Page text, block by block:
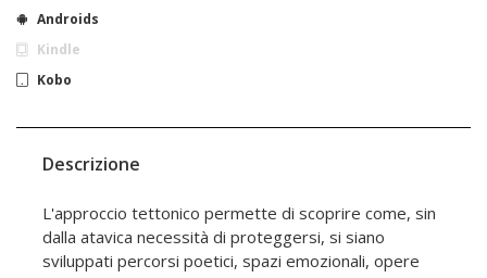
Androids
Kindle
Kobo
Descrizione
L'approccio tettonico permette di scoprire come, sin
dalla atavica necessità di proteggersi, si siano
sviluppati percorsi poetici, spazi emozionali, opere